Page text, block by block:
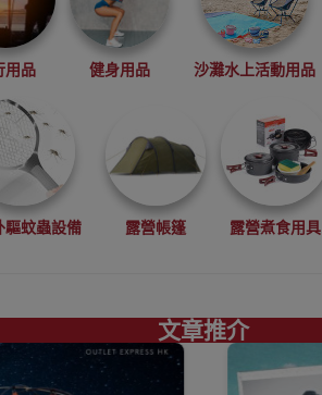
用品 健身用品 沙灘水上活動用品
驅蚊蟲設備 露營帳篷 露營煮食用具
手套 求生用品 食物包裝機
文章推介